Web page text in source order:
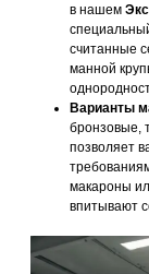
в нашем
считанные
манной
Варианты
бронзовые,
позволяет
макароны
впитывают